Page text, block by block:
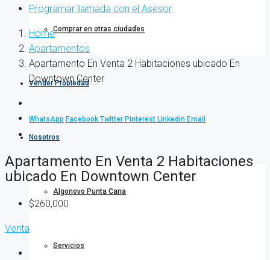
Comprar en otras ciudades
Vender Propiedad
Nosotros
Algonovo Punta Cana
Servicios
Programar llamada con el Asesor
Home
Apartamentos
Apartamento En Venta 2 Habitaciones ubicado En
Downtown Center
WhatsApp Facebook Twitter Pinterest Linkedin Email
Apartamento En Venta 2 Habitaciones
ubicado En Downtown Center
$260,000
Venta